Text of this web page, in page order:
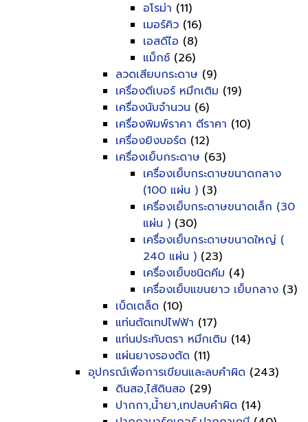
อโรม่า (11)
เมอร์คิว (16)
เอสดีไอ (8)
แม็กซ์ (26)
ลวดเสียบกระดาษ (9)
เครื่องตีเบอร์ หมึกเติม (19)
เครื่องนับจำนวน (6)
เครื่องพิมพ์ราคา ตีราคา (10)
เครื่องยิงบอร์ด (12)
เครื่องเย็บกระดาษ (63)
เครื่องเย็บกระดาษขนาดกลาง
(100 แผ่น ) (3)
เครื่องเย็บกระดาษขนาดเล็ก (30
แผ่น ) (30)
เครื่องเย็บกระดาษขนาดใหญ่ (
240 แผ่น ) (23)
เครื่องเย็บชนิดคีม (4)
เครื่องเย็บแขนยาว เย็บกลาง (3)
เบ็ดเตล็ด (10)
แท่นตัดเทปไฟฟ้า (17)
แท่นประทับตรา หมึกเติม (14)
แผ่นยางรองตัด (11)
อุปกรณ์เพื่อการเขียนและลบคำผิด (243)
ดินสอ,ไส้ดินสอ (29)
ปากกา,น้ำยา,เทปลบคำผิด (14)